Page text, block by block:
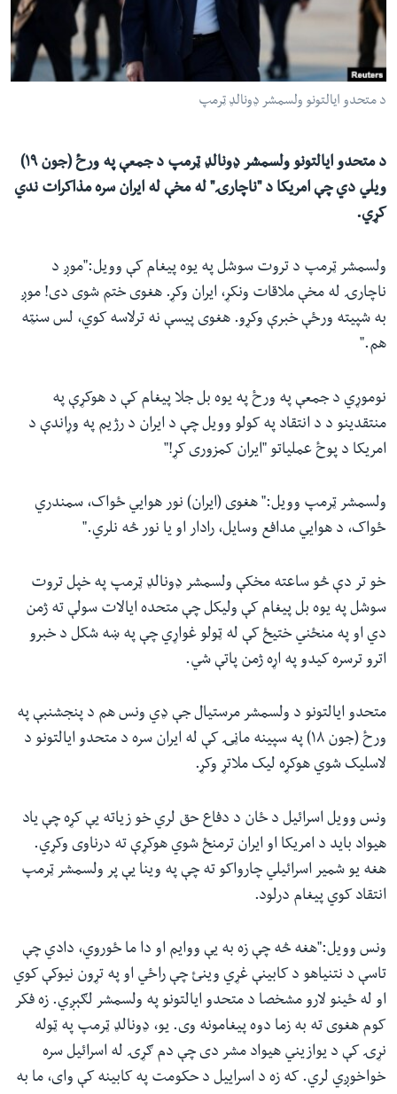
شئ
لټون
ځای
له مونږ سره په تماس کې پاتې شئ
د متحدو ایالتونو ولسمشر ډونالډ ټرمپ
د متحدو ایالتونو ولسمشر ډونالډ ټرمپ د جمعې په ورځ (جون ۱۹)
ویلي دي چې امریکا د "ناچارۍ" له مخې له ایران سره مذاکرات ندي
کړي.
ولسمشر ټرمپ د تروت سوشل په یوه پیغام کې وویل:"موږ د
ناچارۍ له مخې ملاقات ونکړ، ایران وکړ. هغوی ختم شوی دی! موږ
به شپیته ورځې خبرې وکړو. هغوی پیسې نه ترلاسه کوي، لس سنټه
هم."
نوموړي د جمعې په ورځ په یوه بل جلا پیغام کې د هوکړې په
منتقدینو د د انتقاد په کولو وویل چې د ایران د رژیم په وړاندې د
امریکا د پوځ عملیاتو "ایران کمزوری کړ!"
ولسمشر ټرمپ وویل:" هغوی (ایران) نور هوایي ځواک، سمندري
ځواک، د هوایي مدافع وسایل، رادار او یا نور څه نلري."
خو تر دې څو ساعته مخکې ولسمشر ډونالډ ټرمپ په خپل تروت
سوشل په یوه بل پیغام کې ولیکل چې متحده ایالات سولې ته ژمن
دي او په منځني ختیځ کې له ټولو غواړي چې په ښه شکل د خبرو
اترو ترسره کیدو په اړه ژمن پاتې شي.
متحدو ایالتونو د ولسمشر مرستیال جې ډي ونس هم د پنجشنبې په
ورځ (جون ۱۸) په سپینه ماڼۍ کې له ایران سره د متحدو ایالتونو د
لاسلیک شوي هوکړه لیک ملاتړ وکړ.
ونس وویل اسرائیل د ځان د دفاع حق لري خو زیاته یې کړه چې یاد
هیواد باید د امریکا او ایران ترمنځ شوي هوکړې ته درناوی وکړي.
هغه یو شمیر اسرائیلي چارواکو ته چې په وینا یې پر ولسمشر ټرمپ
انتقاد کوي پیغام درلود.
ونس وویل:"هغه څه چې زه به یې ووایم او دا ما ځوروي، دادي چې
تاسې د نتنیاهو د کابینې غړي وینئ چې راځي او په تړون نیوکې کوي
او له ځینو لارو مشخصا د متحدو ایالتونو په ولسمشر لګېږي. زه فکر
کوم هغوی ته به زما دوه پیغامونه وی. یو، ډونالډ ټرمپ په ټوله
نړۍ کې د یوازیني هیواد مشر دی چې دم ګړۍ له اسرائیل سره
خواخوږي لري. که زه د اسراییل د حکومت په کابینه کې وای، ما به